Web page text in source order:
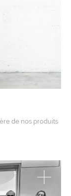
de nos produits